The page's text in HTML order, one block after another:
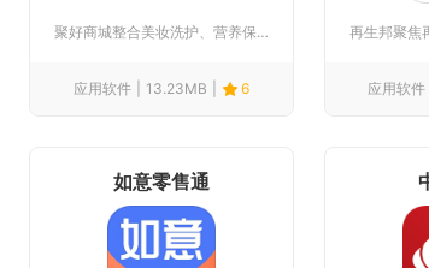
聚好商城整合美妆洗护、营养保健、家居日用、小型家电等多品类货...
应用软件 13.23MB 6 应用软件
如意零售通